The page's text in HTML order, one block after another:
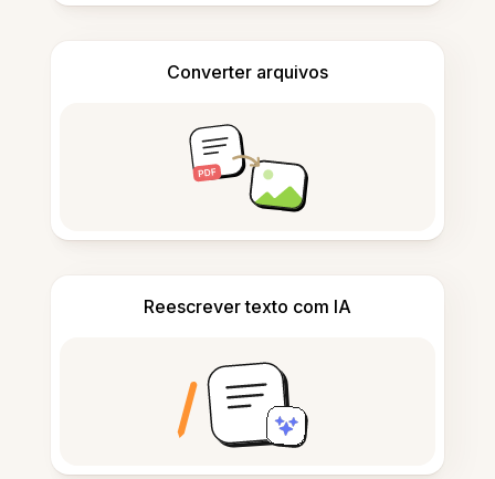
Converter arquivos
Reescrever texto com IA